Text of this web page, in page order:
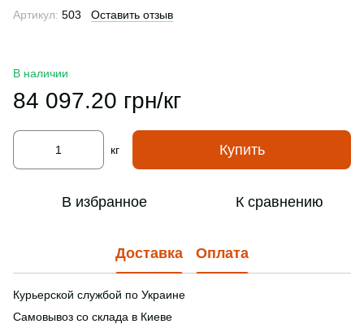
Артикул: 503 Оставить отзыв
В наличии
84 097.20 грн/кг
кг Купить
В избранное К сравнению
Доставка Оплата
Курьерской службой по Украине
Самовывоз со склада в Киеве